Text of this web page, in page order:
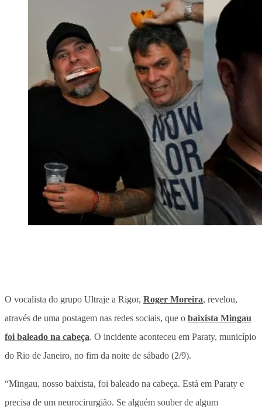
O vocalista do grupo Ultraje a Rigor, Roger Moreira, revelou,
através de uma postagem nas redes sociais, que o baixista Mingau
foi baleado na cabeça. O incidente aconteceu em Paraty, município
do Rio de Janeiro, no fim da noite de sábado (2/9).
“Mingau, nosso baixista, foi baleado na cabeça. Está em Paraty e
precisa de um neurocirurgião. Se alguém souber de algum